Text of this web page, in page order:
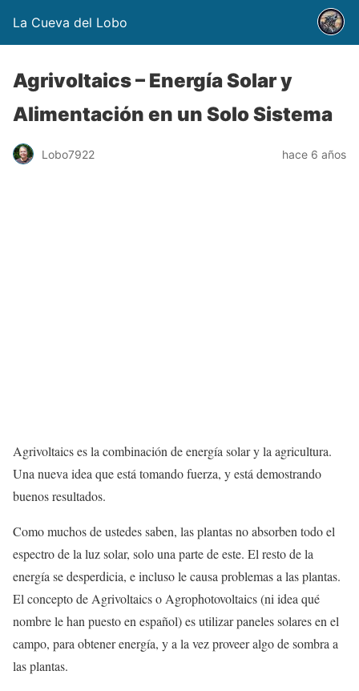
La Cueva del Lobo
Agrivoltaics – Energía Solar y
Alimentación en un Solo Sistema
Lobo7922 hace 6 años
Agrivoltaics es la combinación de energía solar y la agricultura.
Una nueva idea que está tomando fuerza, y está demostrando
buenos resultados.
Como muchos de ustedes saben, las plantas no absorben todo el
espectro de la luz solar, solo una parte de este. El resto de la
energía se desperdicia, e incluso le causa problemas a las plantas.
El concepto de Agrivoltaics o Agrophotovoltaics (ni idea qué
nombre le han puesto en español) es utilizar paneles solares en el
campo, para obtener energía, y a la vez proveer algo de sombra a
las plantas.